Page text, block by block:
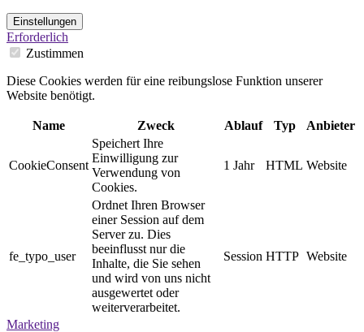
Einstellungen
Erforderlich
Zustimmen
Diese Cookies werden für eine reibungslose Funktion unserer
Website benötigt.
Name Zweck Ablauf Typ Anbieter
CookieConsent
Speichert Ihre
Einwilligung zur
Verwendung von
Cookies.
1 Jahr HTML Website
fe_typo_user
Ordnet Ihren Browser
einer Session auf dem
Server zu. Dies
beeinflusst nur die
Inhalte, die Sie sehen
und wird von uns nicht
ausgewertet oder
weiterverarbeitet.
Session HTTP Website
Marketing